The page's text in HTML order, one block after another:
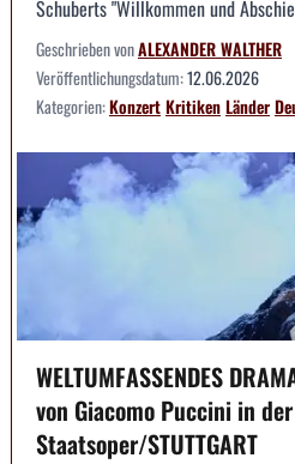
Schuberts "Willkommen und
Geschrieben vonALEXANDER WALTHER
Veröffentlichungsdatum:12.06.2026
Kategorien:KonzertKritikenLänder
WELTUMFASSENDES
von Giacomo Puccini in der
Staatsoper/STUTTGART